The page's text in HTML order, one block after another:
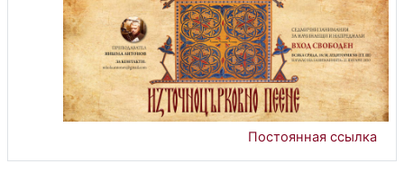
Постоянная ссылка